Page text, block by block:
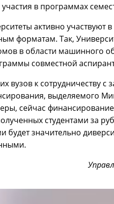
в программах
активно участвуют
форматам. Так,
в области машинного
совместной
вузов к сотрудничеству
выделяемого
сейчас
студентами за
будет значительно